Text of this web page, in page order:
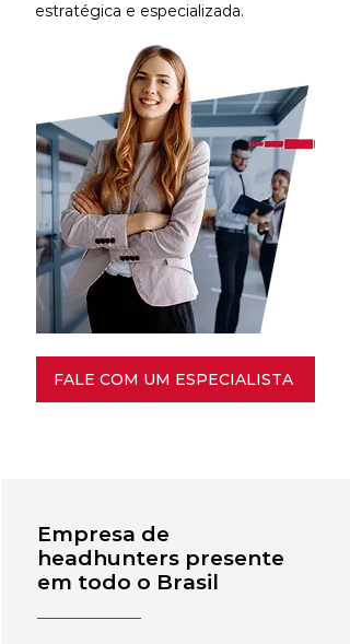
estratégica e especializada.
FALE COM UM ESPECIALISTA
Empresa de
headhunters presente
em todo o Brasil